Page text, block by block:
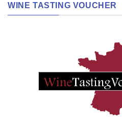
WINE TASTING VOUCHER